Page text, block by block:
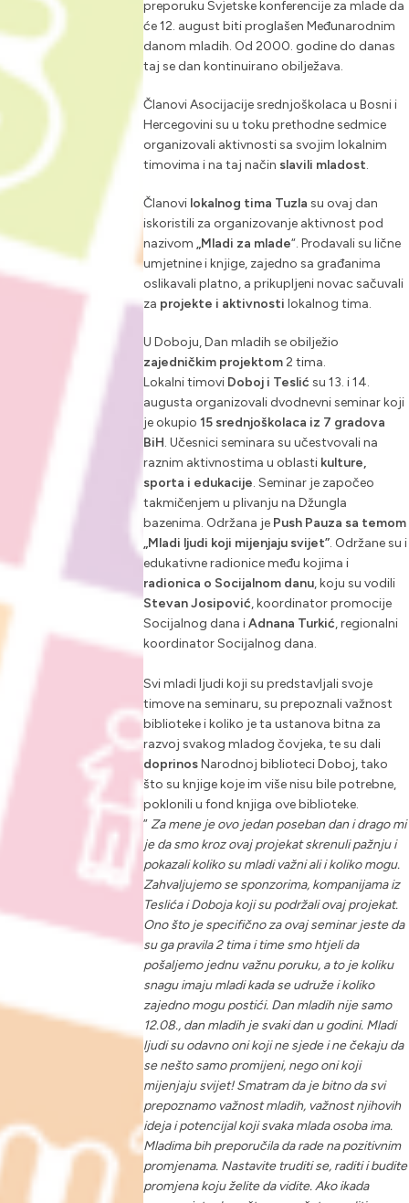
preporuku Svjetske konferencije za mlade da
će 12. august biti proglašen Međunarodnim
danom mladih. Od 2000. godine do danas
taj se dan kontinuirano obilježava.
Članovi Asocijacije srednjoškolaca u Bosni i
Hercegovini su u toku prethodne sedmice
organizovali aktivnosti sa svojim lokalnim
timovima i na taj način slavili mladost.
Članovi lokalnog tima Tuzla su ovaj dan
iskoristili za organizovanje aktivnost pod
nazivom„Mladi za mlade“. Prodavali su lične
umjetnine i knjige, zajedno sa građanima
oslikavali platno, a prikupljeni novac sačuvali
za projekte i aktivnosti lokalnog tima.
U Doboju, Dan mladih se obilježio
zajedničkim projektom2 tima.
Lokalni timovi Doboj i Teslić su 13. i 14.
augusta organizovali dvodnevni seminar koji
je okupio15 srednjoškolaca iz 7 gradova
BiH. Učesnici seminara su učestvovali na
raznim aktivnostima u oblasti kulture,
sporta i edukacije. Seminar je započeo
takmičenjem u plivanju na Džungla
bazenima. Održana je Push Pauza sa temom
„Mladi ljudi koji mijenjaju svijet”. Održane su i
edukativne radionice među kojima i
radionica o Socijalnom danu, koju su vodili
Stevan Josipović, koordinator promocije
Socijalnog dana iAdnana Turkić, regionalni
koordinator Socijalnog dana.
Svi mladi ljudi koji su predstavljali svoje
timove na seminaru, su prepoznali važnost
biblioteke i koliko je ta ustanova bitna za
razvoj svakog mladog čovjeka, te su dali
doprinosNarodnoj biblioteci Doboj, tako
što su knjige koje im više nisu bile potrebne,
poklonili u fond knjiga ove biblioteke.
”Za mene je ovo jedan poseban dan i drago mi
je da smo kroz ovaj projekat skrenuli pažnju i
pokazali koliko su mladi važni ali i koliko mogu.
Zahvaljujemo se sponzorima, kompanijama iz
Teslića i Doboja koji su podržali ovaj projekat.
Ono što je specifično za ovaj seminar jeste da
su ga pravila 2 tima i time smo htjeli da
pošaljemo jednu važnu poruku, a to je koliku
snagu imaju mladi kada se udruže i koliko
zajedno mogu postići. Dan mladih nije samo
12.08., dan mladih je svaki dan u godini. Mladi
ljudi su odavno oni koji ne sjede i ne čekaju da
se nešto samo promijeni, nego oni koji
mijenjaju svijet! Smatram da je bitno da svi
prepoznamo važnost mladih, važnost njihovih
ideja i potencijal koji svaka mlada osoba ima.
Mladima bih preporučila da rade na pozitivnim
promjenama. Nastavite truditi se, raditi i budite
promjena koju želite da vidite. Ako ikada